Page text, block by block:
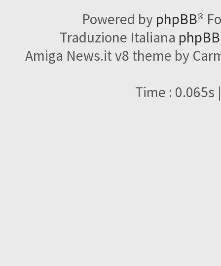
Powered by phpBB®
Traduzione Italiana
Amiga News.it v8 theme by
Time : 0.065s